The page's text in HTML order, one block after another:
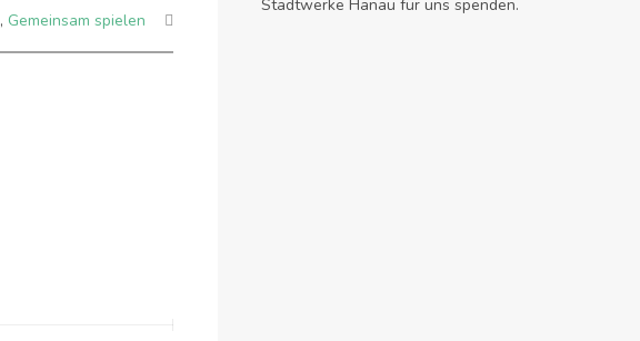
, Gemeinsam spielen
Stadtwerke Hanau für uns spenden.